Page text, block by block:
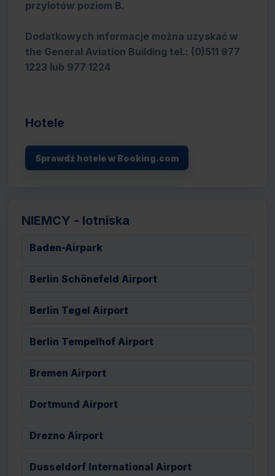
przylotów poziom B.
Dodatkowych informacje można uzyskać w
the General Aviation Building tel.: (0)511 977
1223 lub 977 1224
Hotele
Sprawdź hotele w Booking.com
NIEMCY - lotniska
Baden-Airpark
Berlin Schönefeld Airport
Berlin Tegel Airport
Berlin Tempelhof Airport
Bremen Airport
Dortmund Airport
Drezno Airport
Dusseldorf International Airport